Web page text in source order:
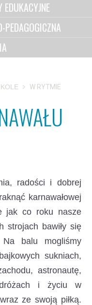
PEDAGOGICZNA
W RYTMIE
radości i dobrej
karnawałowej
jak co roku nasze
strojach bawiły się
balu mogliśmy
sukniach,
astronautę,
i życiu w
ze swoją piłką.